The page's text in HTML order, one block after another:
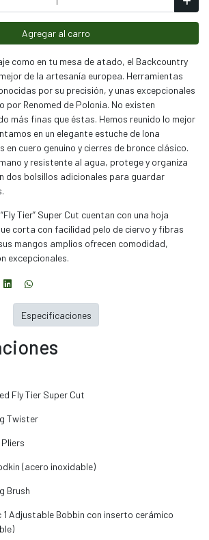
Agregar al carro
como en tu mesa de atado, el Backcountry
de la artesanía europea. Herramientas
por su precisión, y unas excepcionales
por Renomed de Polonia. No existen
más finas que éstas. Hemos reunido lo mejor
en un elegante estuche de lona
en cuero genuino y cierres de bronce clásico.
y resistente al agua, protege y organiza
dos bolsillos adicionales para guardar
Tier” Super Cut cuentan con una hoja
corta con facilidad pelo de ciervo y fibras
mangos amplios ofrecen comodidad,
excepcionales.
Fly Tier Super Cut
Twister
(acero inoxidable)
Brush
Adjustable Bobbin con inserto cerámico
Especificaciones